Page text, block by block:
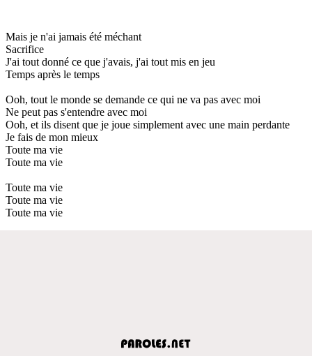
Mais je n'ai jamais été méchant
Sacrifice
J'ai tout donné ce que j'avais, j'ai tout mis en jeu
Temps après le temps
Ooh, tout le monde se demande ce qui ne va pas avec moi
Ne peut pas s'entendre avec moi
Ooh, et ils disent que je joue simplement avec une main perdante
Je fais de mon mieux
Toute ma vie
Toute ma vie
Toute ma vie
Toute ma vie
Toute ma vie